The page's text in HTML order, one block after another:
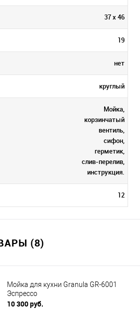
37 х 46
19
нет
круглый
Мойка,
корзинчатый
вентиль,
сифон,
герметик,
слив-перелив,
инструкция.
12
(8)
Мойка для кухни Granula GR-6001
Эспрессо
10 300 руб.